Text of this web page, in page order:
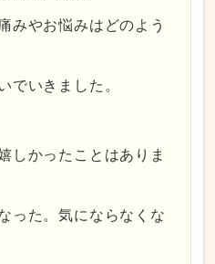
みやお悩みはどのよう
でいきました。
しかったことはありま
った。気にならなくな